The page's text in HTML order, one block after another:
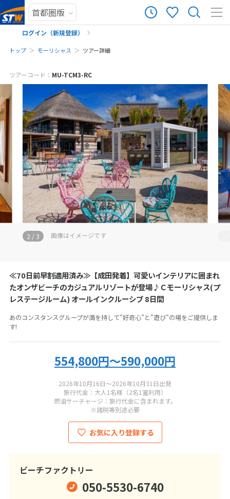
ログイン（新規登録）
まだ登録がありません
トップ モーリシャス ツアー詳細
は発生しません。お気軽にご予約・お問い合わせください。
※該当ツアーをご予約・お問い合わせいただく前に、ツアー画面をキャプチ
ャして保存してください。
予約・お問い合わせ
来店予約の申し込み
お電話でお問い合わせ
お電話の際にツアーコード
050-5530-6740
11:00-19:00
定休日：年末年始
ツアーコード： MU-TCM3-RC
画像はイメージです
2 / 3
≪70日前早割適用済み≫【成田発着】可愛いインテリアに囲まれ
たオンザビーチのカジュアルリゾートが登場♪Ｃモーリシャス(プ
レステージルーム) オールインクルーシブ 8日間
あのコンスタンスグループが満を持して”好奇心”と"遊び"の場をご提供しま
す!
554,800円～590,000円
2026年10月16日～2026年10月31日出発
旅行代金：大人1名様（2名1室利用）
燃油サーチャージ：旅行代金に含まれます。
※諸税等別途必要
お気に入り登録する
ビーチファクトリー
050-5530-6740